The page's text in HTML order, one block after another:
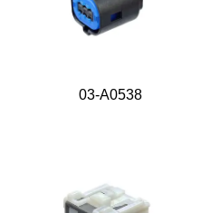
03-A0538